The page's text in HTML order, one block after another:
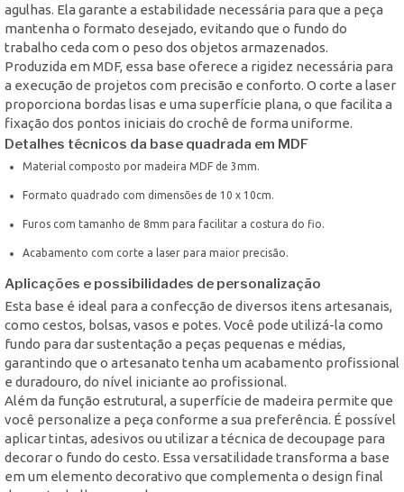
agulhas. Ela garante a estabilidade necessária para que a peça
mantenha o formato desejado, evitando que o fundo do
trabalho ceda com o peso dos objetos armazenados.
Produzida em MDF, essa base oferece a rigidez necessária para
a execução de projetos com precisão e conforto. O corte a laser
proporciona bordas lisas e uma superfície plana, o que facilita a
fixação dos pontos iniciais do crochê de forma uniforme.
Detalhes técnicos da base quadrada em MDF
Material composto por madeira MDF de 3mm.
Formato quadrado com dimensões de 10 x 10cm.
Furos com tamanho de 8mm para facilitar a costura do fio.
Acabamento com corte a laser para maior precisão.
Aplicações e possibilidades de personalização
Esta base é ideal para a confecção de diversos itens artesanais,
como cestos, bolsas, vasos e potes. Você pode utilizá-la como
fundo para dar sustentação a peças pequenas e médias,
garantindo que o artesanato tenha um acabamento profissional
e duradouro, do nível iniciante ao profissional.
Além da função estrutural, a superfície de madeira permite que
você personalize a peça conforme a sua preferência. É possível
aplicar tintas, adesivos ou utilizar a técnica de decoupage para
decorar o fundo do cesto. Essa versatilidade transforma a base
em um elemento decorativo que complementa o design final